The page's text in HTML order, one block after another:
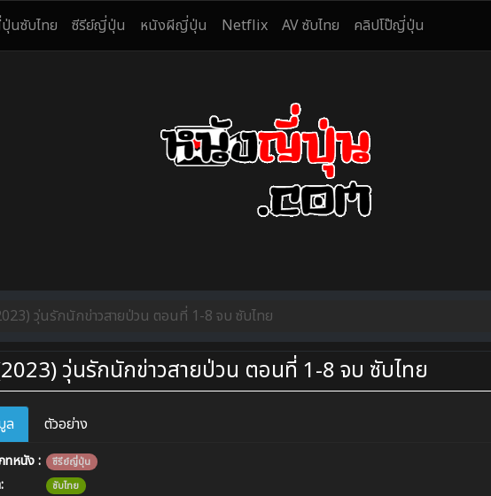
นซับไทย ซีรีย์ญี่ปุ่น หนังผีญี่ปุ่น Netflix AV ซับไทย คลิปโป๊ญี่ปุ่น
วุ่นรักนักข่าวสายป่วน ตอนที่ 1-8 จบ ซับไทย
วุ่นรักนักข่าวสายป่วน ตอนที่ 1-8 จบ ซับไทย
ล ตัวอย่าง
ทหนัง : ซีรีย์ญี่ปุ่น
ซับไทย